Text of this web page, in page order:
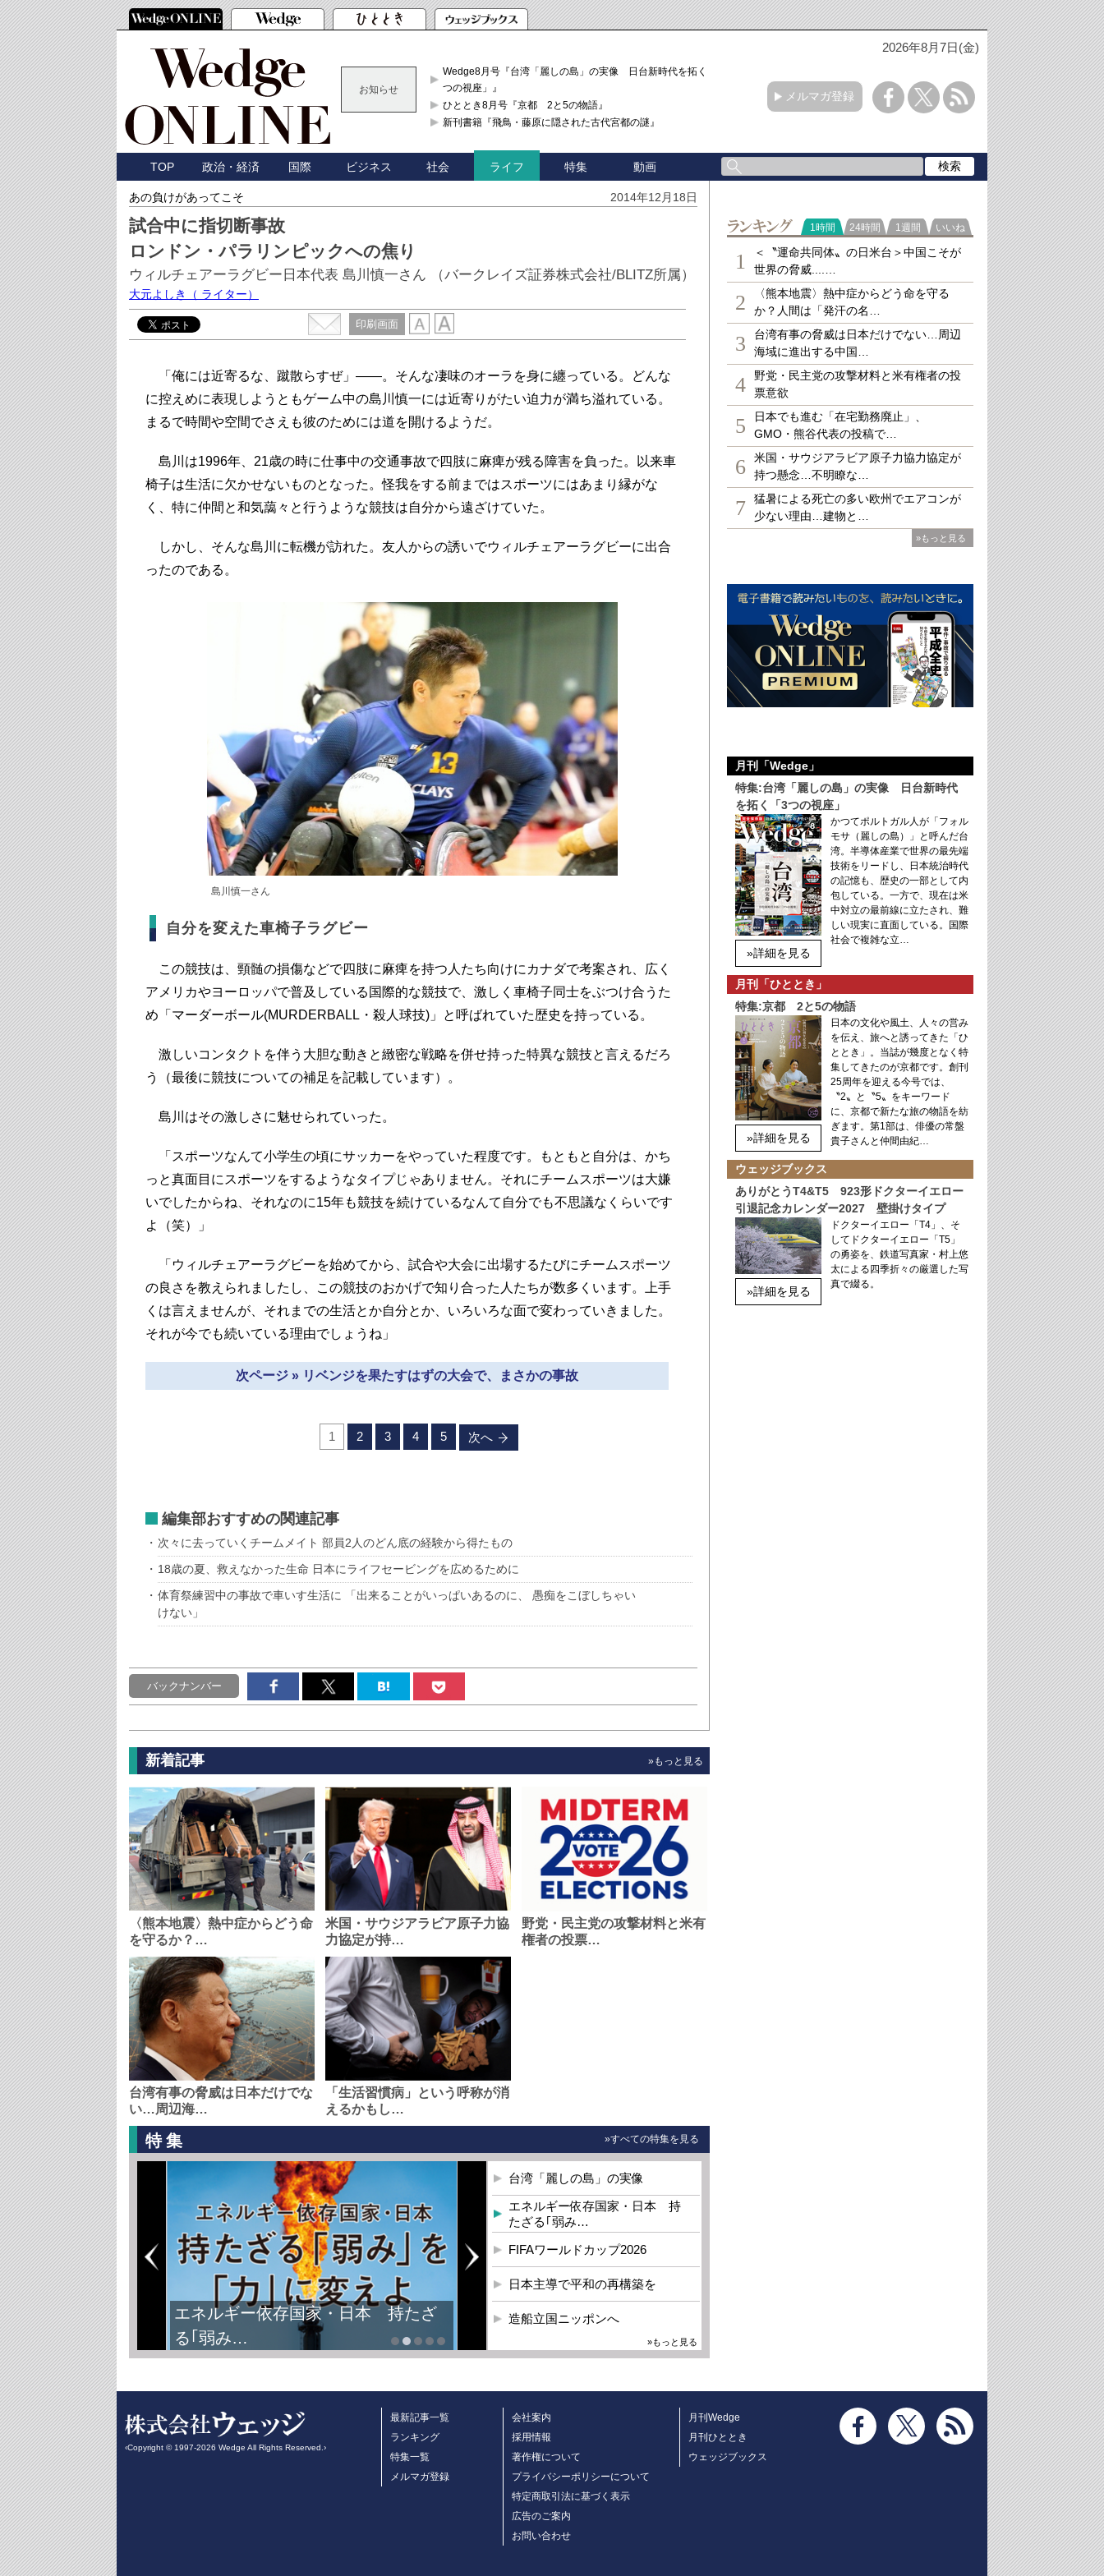
2026年8月7日(金)
お知らせ
Wedge8月号『台湾「麗しの島」の実像 日台新時代を拓く「3
つの視座」』
ひととき8月号『京都 2と5の物語』
新刊書籍『飛鳥・藤原に隠された古代宮都の謎』
メルマガ登録
TOP 政治・経済 国際 ビジネス 社会 ライフ 特集 動画
あの負けがあってこそ 2014年12月18日
試合中に指切断事故
ロンドン・パラリンピックへの焦り
ウィルチェアーラグビー日本代表 島川慎一さん （バークレイズ証券株式会社/BLITZ所属）
大元よしき （ ライター）
印刷画面
「俺には近寄るな、蹴散らすぜ」――。そんな凄味のオーラを身に纏っている。どんな
に控えめに表現しようともゲーム中の島川慎一には近寄りがたい迫力が満ち溢れている。
まるで時間や空間でさえも彼のためには道を開けるようだ。
島川は1996年、21歳の時に仕事中の交通事故で四肢に麻痺が残る障害を負った。以来車
椅子は生活に欠かせないものとなった。怪我をする前まではスポーツにはあまり縁がな
く、特に仲間と和気藹々と行うような競技は自分から遠ざけていた。
しかし、そんな島川に転機が訪れた。友人からの誘いでウィルチェアーラグビーに出合
ったのである。
島川慎一さん
自分を変えた車椅子ラグビー
この競技は、頸髄の損傷などで四肢に麻痺を持つ人たち向けにカナダで考案され、広く
アメリカやヨーロッパで普及している国際的な競技で、激しく車椅子同士をぶつけ合うた
め「マーダーボール(MURDERBALL・殺人球技)」と呼ばれていた歴史を持っている。
激しいコンタクトを伴う大胆な動きと緻密な戦略を併せ持った特異な競技と言えるだろ
う（最後に競技についての補足を記載しています）。
島川はその激しさに魅せられていった。
「スポーツなんて小学生の頃にサッカーをやっていた程度です。もともと自分は、かち
っと真面目にスポーツをするようなタイプじゃありません。それにチームスポーツは大嫌
いでしたからね、それなのに15年も競技を続けているなんて自分でも不思議なくらいです
よ（笑）」
「ウィルチェアーラグビーを始めてから、試合や大会に出場するたびにチームスポーツ
の良さを教えられましたし、この競技のおかげで知り合った人たちが数多くいます。上手
くは言えませんが、それまでの生活とか自分とか、いろいろな面で変わっていきました。
それが今でも続いている理由でしょうね」
次ページ » リベンジを果たすはずの大会で、まさかの事故
1 2 3 4 5 次へ
編集部おすすめの関連記事
次々に去っていくチームメイト 部員2人のどん底の経験から得たもの
18歳の夏、救えなかった生命 日本にライフセービングを広めるために
体育祭練習中の事故で車いす生活に 「出来ることがいっぱいあるのに、 愚痴をこぼしちゃい
けない」
バックナンバー
新着記事 »もっと見る
〈熊本地震〉熱中症からどう命
を守るか？…
米国・サウジアラビア原子力協
力協定が持…
野党・民主党の攻撃材料と米有
権者の投票…
台湾有事の脅威は日本だけでな
い…周辺海…
「生活習慣病」という呼称が消
えるかもし…
特集 »すべての特集を見る
エネルギー依存国家・日本 持たざ
る｢弱み…
台湾「麗しの島」の実像
エネルギー依存国家・日本 持
たざる｢弱み…
FIFAワールドカップ2026
日本主導で平和の再構築を
造船立国ニッポンへ
»もっと見る
ランキング
1時間 24時間 1週間 いいね
1
＜〝運命共同体〟の日米台＞中国こそが
世界の脅威....…
2
〈熊本地震〉熱中症からどう命を守る
か？人間は「発汗の名…
3
台湾有事の脅威は日本だけでない…周辺
海域に進出する中国…
4
野党・民主党の攻撃材料と米有権者の投
票意欲
5
日本でも進む「在宅勤務廃止」、
GMO・熊谷代表の投稿で…
6
米国・サウジアラビア原子力協力協定が
持つ懸念…不明瞭な…
7
猛暑による死亡の多い欧州でエアコンが
少ない理由…建物と…
»もっと見る
月刊「Wedge」
特集:台湾「麗しの島」の実像 日台新時代
を拓く「3つの視座」
»詳細を見る
かつてポルトガル人が「フォル
モサ（麗しの島）」と呼んだ台
湾。半導体産業で世界の最先端
技術をリードし、日本統治時代
の記憶も、歴史の一部として内
包している。一方で、現在は米
中対立の最前線に立たされ、難
しい現実に直面している。国際
社会で複雑な立…
月刊「ひととき」
特集:京都 2と5の物語
»詳細を見る
日本の文化や風土、人々の営み
を伝え、旅へと誘ってきた「ひ
ととき」。当誌が幾度となく特
集してきたのが京都です。創刊
25周年を迎える今号では、
〝2〟と〝5〟をキーワード
に、京都で新たな旅の物語を紡
ぎます。第1部は、俳優の常盤
貴子さんと仲間由紀…
ウェッジブックス
ありがとうT4&T5 923形ドクターイエロー
引退記念カレンダー2027 壁掛けタイプ
»詳細を見る
ドクターイエロー「T4」、そ
してドクターイエロー「T5」
の勇姿を、鉄道写真家・村上悠
太による四季折々の厳選した写
真で綴る。
‹Copyright © 1997-2026 Wedge All Rights Reserved.›
最新記事一覧
ランキング
特集一覧
メルマガ登録
会社案内
採用情報
著作権について
プライバシーポリシーについて
特定商取引法に基づく表示
広告のご案内
お問い合わせ
月刊Wedge
月刊ひととき
ウェッジブックス